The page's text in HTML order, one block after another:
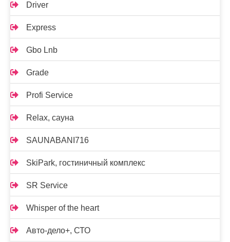
Driver
Express
Gbo Lnb
Grade
Profi Service
Relax, сауна
SAUNABANI716
SkiPark, гостиничный комплекс
SR Service
Whisper of the heart
Авто-дело+, СТО